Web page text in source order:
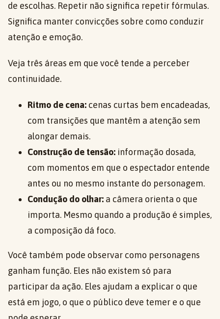
de escolhas. Repetir não significa repetir fórmulas.
Significa manter convicções sobre como conduzir
atenção e emoção.
Veja três áreas em que você tende a perceber
continuidade.
Ritmo de cena: cenas curtas bem encadeadas,
com transições que mantêm a atenção sem
alongar demais.
Construção de tensão: informação dosada,
com momentos em que o espectador entende
antes ou no mesmo instante do personagem.
Condução do olhar: a câmera orienta o que
importa. Mesmo quando a produção é simples,
a composição dá foco.
Você também pode observar como personagens
ganham função. Eles não existem só para
participar da ação. Eles ajudam a explicar o que
está em jogo, o que o público deve temer e o que